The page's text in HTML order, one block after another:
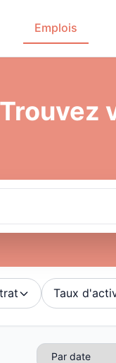
Emplois
Trouvez
Taux